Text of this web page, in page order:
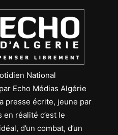
National
Echo Médias Algérie
presse écrite, jeune par
réalité c’est le
d’un combat, d’un